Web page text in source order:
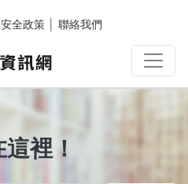
全政策 聯絡我們
裡！